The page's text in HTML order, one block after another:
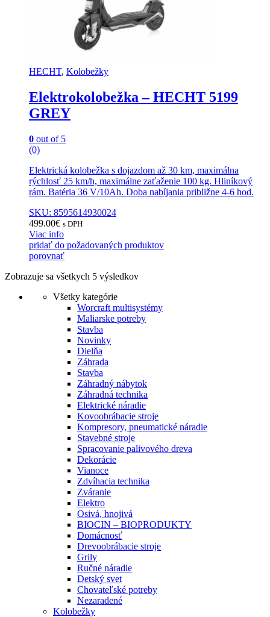
HECHT, Kolobežky
Elektrokolobežka – HECHT 5199
GREY
0 out of 5
(0)
Elektrická kolobežka s dojazdom až 30 km, maximálna
rýchlosť 25 km/h, maximálne zaťaženie 100 kg. Hliníkový
rám. Batéria 36 V/10Ah. Doba nabíjania približne 4-6 hod.
SKU: 8595614930024
499.00€ s DPH
Viac info
pridať do požadovaných produktov
porovnať
Zobrazuje sa všetkych 5 výsledkov
Všetky kategórie
Worcraft multisystémy
Maliarske potreby
Stavba
Novinky
Dielňa
Záhrada
Stavba
Záhradný nábytok
Záhradná technika
Elektrické náradie
Kovoobrábacie stroje
Kompresory, pneumatické náradie
Stavebné stroje
Spracovanie palivového dreva
Dekorácie
Vianoce
Zdvíhacia technika
Zváranie
Elektro
Osivá, hnojivá
BIOCIN – BIOPRODUKTY
Domácnosť
Drevoobrábacie stroje
Grily
Ručné náradie
Detský svet
Chovateľské potreby
Nezaradené
Kolobežky